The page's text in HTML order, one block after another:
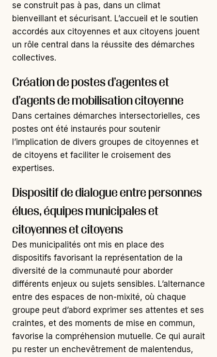
se construit pas à pas, dans un climat
bienveillant et sécurisant. L’accueil et le soutien
accordés aux citoyennes et aux citoyens jouent
un rôle central dans la réussite des démarches
collectives.
Création de postes d’agentes et
d’agents de mobilisation citoyenne
Dans certaines démarches intersectorielles, ces
postes ont été instaurés pour soutenir
l’implication de divers groupes de citoyennes et
de citoyens et faciliter le croisement des
expertises.
Dispositif de dialogue entre personnes
élues, équipes municipales et
citoyennes et citoyens
Des municipalités ont mis en place des
dispositifs favorisant la représentation de la
diversité de la communauté pour aborder
différents enjeux ou sujets sensibles. L’alternance
entre des espaces de non-mixité, où chaque
groupe peut d’abord exprimer ses attentes et ses
craintes, et des moments de mise en commun,
favorise la compréhension mutuelle. Ce qui aurait
pu rester un enchevêtrement de malentendus,